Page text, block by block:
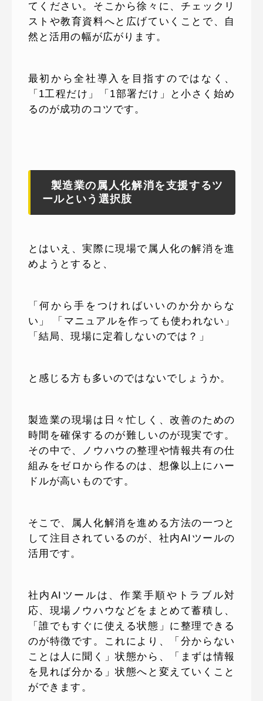
てください。そこから徐々に、チェックリ
ストや教育資料へと広げていくことで、自
然と活用の幅が広がります。
最初から全社導入を目指すのではなく、
「1工程だけ」「1部署だけ」と小さく始め
るのが成功のコツです。
製造業の属人化解消を支援するツ
ールという選択肢
とはいえ、実際に現場で属人化の解消を進
めようとすると、
「何から手をつければいいのか分からな
い」 「マニュアルを作っても使われない」
「結局、現場に定着しないのでは？」
と感じる方も多いのではないでしょうか。
製造業の現場は日々忙しく、改善のための
時間を確保するのが難しいのが現実です。
その中で、ノウハウの整理や情報共有の仕
組みをゼロから作るのは、想像以上にハー
ドルが高いものです。
そこで、属人化解消を進める方法の一つと
して注目されているのが、社内AIツールの
活用です。
社内AIツールは、作業手順やトラブル対
応、現場ノウハウなどをまとめて蓄積し、
「誰でもすぐに使える状態」に整理できる
のが特徴です。これにより、「分からない
ことは人に聞く」状態から、「まずは情報
を見れば分かる」状態へと変えていくこと
ができます。